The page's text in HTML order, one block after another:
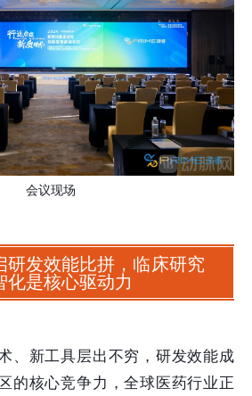
会议现场
研发效能比拼，临床研究
化是核心驱动力
、新工具层出不穷，研发效能成
的核心竞争力，全球医药行业正